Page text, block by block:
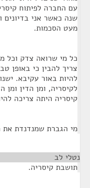
שנה כאשר אני בדיונים
מעט הסכמות.
כל מי שרואה צדק וכל
צריך להבין כי באופן
להיות באור עקיבא.
לקיסריה, ומן הדין
קיסריה היתה צריכה
מי הגברת שמנדנדת
נטלי לב
תושבת קיסריה.